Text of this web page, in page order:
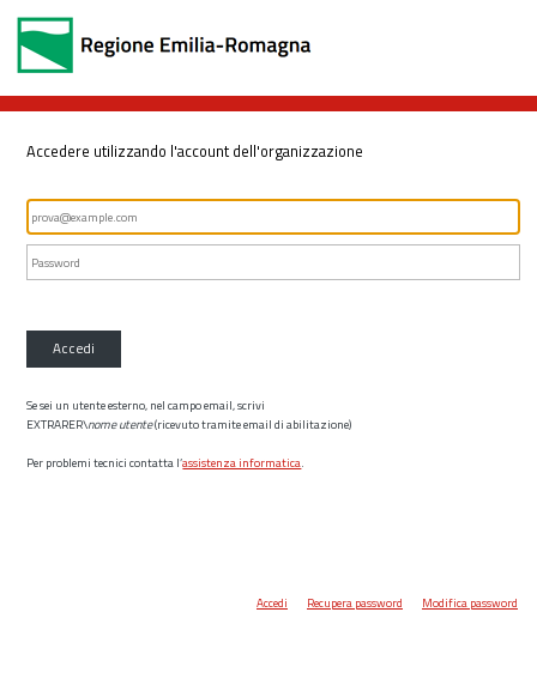
Accedere utilizzando l'account dell'organizzazione
Accedi
Se sei un utente esterno, nel campo email, scrivi
EXTRARER\nome utente(ricevuto tramite email di abilitazione)
Per problemi tecnici contatta l’assistenza informatica.
Accedi Recupera password Modifica password